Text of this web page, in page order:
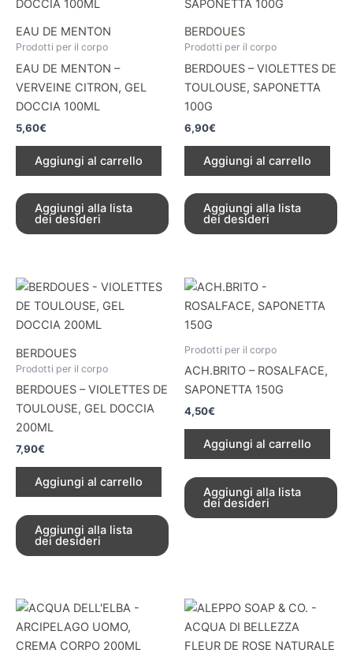
EAU DE MENTON
Prodotti per il corpo
EAU DE MENTON –
VERVEINE CITRON, GEL
DOCCIA 100ML
5,60€
Aggiungi al carrello
Aggiungi alla lista
dei desideri
BERDOUES
Prodotti per il corpo
BERDOUES – VIOLETTES DE
TOULOUSE, SAPONETTA
100G
6,90€
Aggiungi al carrello
Aggiungi alla lista
dei desideri
BERDOUES
Prodotti per il corpo
BERDOUES – VIOLETTES DE
TOULOUSE, GEL DOCCIA
200ML
7,90€
Aggiungi al carrello
Aggiungi alla lista
dei desideri
Prodotti per il corpo
ACH.BRITO – ROSALFACE,
SAPONETTA 150G
4,50€
Aggiungi al carrello
Aggiungi alla lista
dei desideri